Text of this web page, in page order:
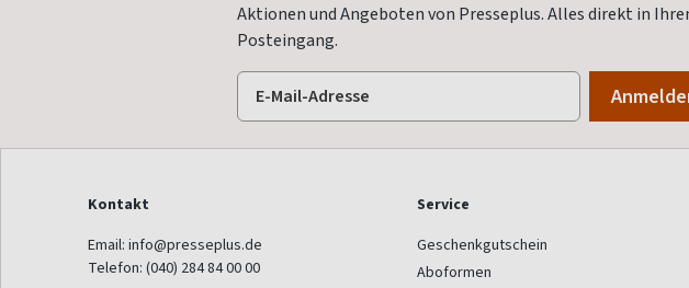
Aktionen und Angeboten von Presseplus. Alles direkt in
Posteingang.
Kontakt
Email: info@presseplus.de
Telefon: (040) 284 84 00 00
Service
Geschenkgutschein
Aboformen